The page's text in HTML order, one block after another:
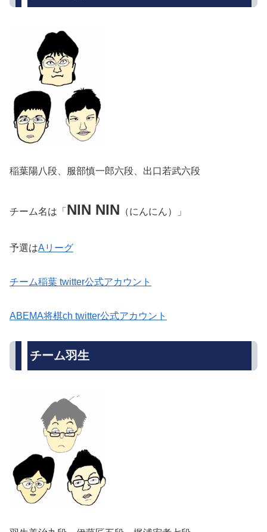
稲葉陽八段、服部慎一郎六段、出口若武六段
チーム名は「 NIN NIN （にんにん）」
予選はAリーグ
チーム稲葉 twitter公式アカウント
ABEMA将棋ch twitter公式アカウント
チーム羽生